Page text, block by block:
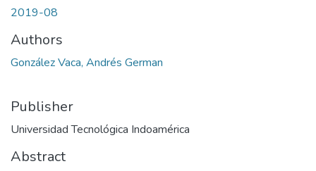
2019-08
Authors
González Vaca, Andrés German
Publisher
Universidad Tecnológica Indoamérica
Abstract